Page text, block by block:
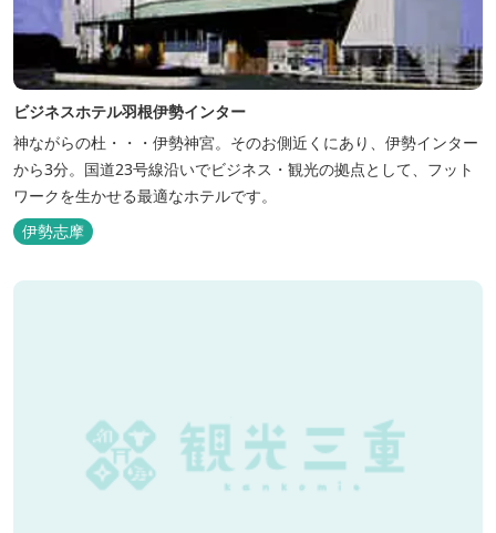
ビジネスホテル羽根伊勢インター
神ながらの杜・・・伊勢神宮。そのお側近くにあり、伊勢インター
から3分。国道23号線沿いでビジネス・観光の拠点として、フット
ワークを生かせる最適なホテルです。
伊勢志摩